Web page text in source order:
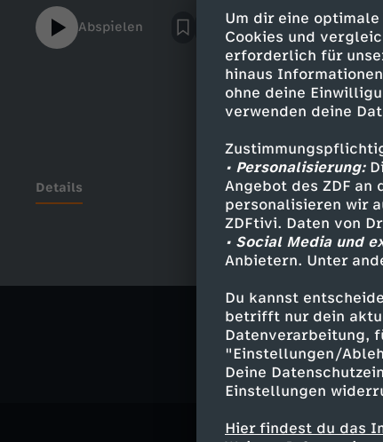
Um dir eine optimale
Cookies und
erforderlich für
hinaus
ohne deine
verwenden deine
• Personalisierung:
Angebot des ZDF an
personalisieren wir
ZDFtivi. Daten von
• Social Media und
Anbietern. Unter
Du kannst
betrifft nur dein
Datenverarbeitung,
"Einstellungen/
Deine
Einstellungen
Hier findest du das
Abspielen
Details
Politik